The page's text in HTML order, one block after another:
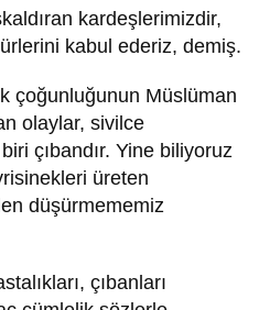
kardeşlerimizdir,
kabul ederiz, demiş.
çoğunluğunun Müslüman
olaylar, sivilce
çıbandır. Yine biliyoruz
üreten
düşürmememiz
çıbanları